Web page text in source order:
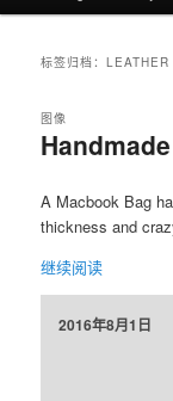
容
区
域
容
区
域
标签归档：LEATHER
图像
A Macbook Bag
thickness and
继续阅读
2016年8月1日